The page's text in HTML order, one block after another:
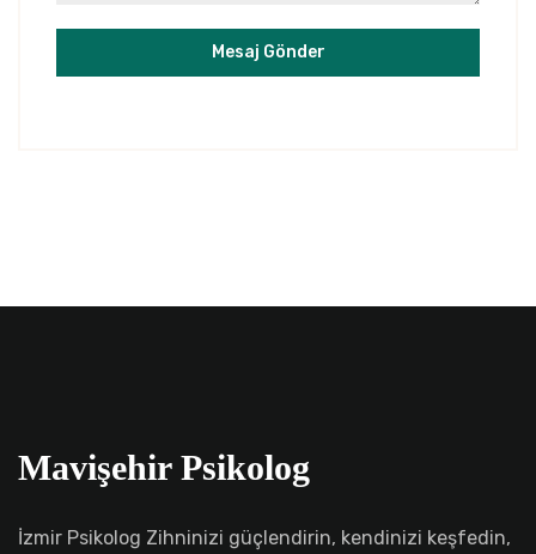
Mesaj Gönder
Mavişehir Psikolog
İzmir Psikolog Zihninizi güçlendirin, kendinizi keşfedin,